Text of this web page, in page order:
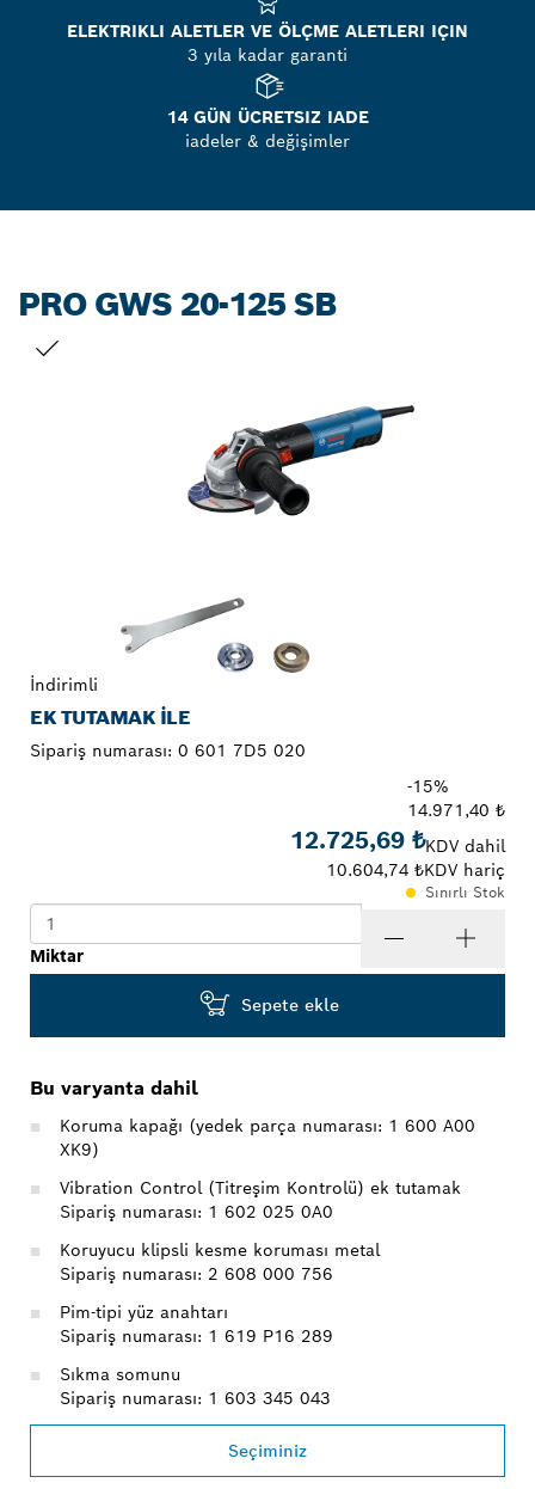
ELEKTRIKLI ALETLER VE ÖLÇME ALETLERI IÇIN
3 yıla kadar garanti
14 GÜN ÜCRETSIZ IADE
iadeler & değişimler
PRO GWS 20-125 SB
İndirimli
EK TUTAMAK ILE
Sipariş numarası: 0 601 7D5 020
-15%
14.971,40 ₺
12.725,69 ₺KDV dahil
10.604,74 ₺KDV hariç
Sınırlı Stok
Miktar
Sepete ekle
Bu varyanta dahil
Koruma kapağı (yedek parça numarası: 1 600 A00
XK9)
Vibration Control (Titreşim Kontrolü) ek tutamak
Sipariş numarası: 1 602 025 0A0
Koruyucu klipsli kesme koruması metal
Sipariş numarası: 2 608 000 756
Pim-tipi yüz anahtarı
Sipariş numarası: 1 619 P16 289
Sıkma somunu
Sipariş numarası: 1 603 345 043
Seçiminiz